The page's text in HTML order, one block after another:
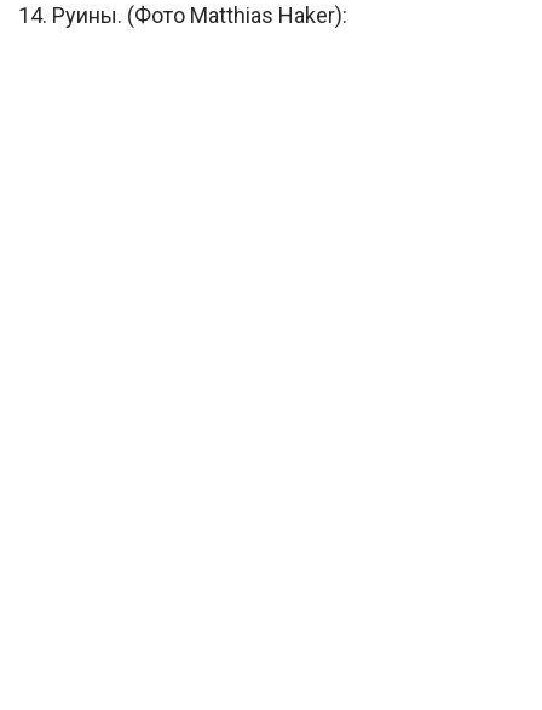
14. Руины. (Фото Matthias Haker):